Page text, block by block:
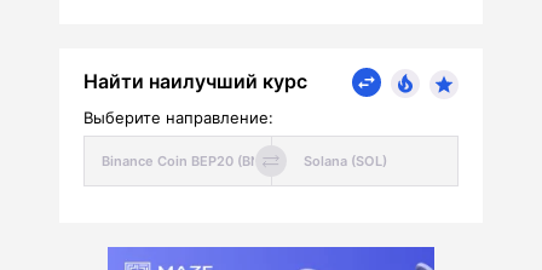
Найти наилучший курс
Выберите направление: